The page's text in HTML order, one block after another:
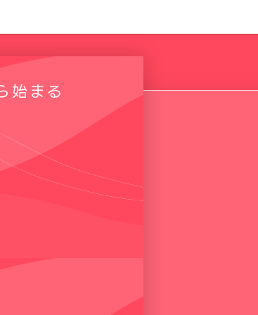
始まる